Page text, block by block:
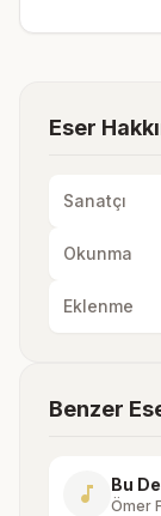
Eser
Sanatçı
Okunma
Eklenme
Benzer
music_note Bu
Ömer